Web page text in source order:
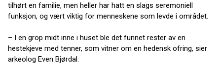
tilhørt en familie, men heller har hatt en slags seremoniell
funksjon, og vært viktig for menneskene som levde i området.
– I en grop midt inne i huset ble det funnet rester av en
hestekjeve med tenner, som vitner om en hedensk ofring, sier
arkeolog Even Bjørdal.